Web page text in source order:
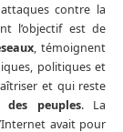
contre la
l’objectif est de
, témoignent
politiques et
et qui reste
peuples. La
avait pour